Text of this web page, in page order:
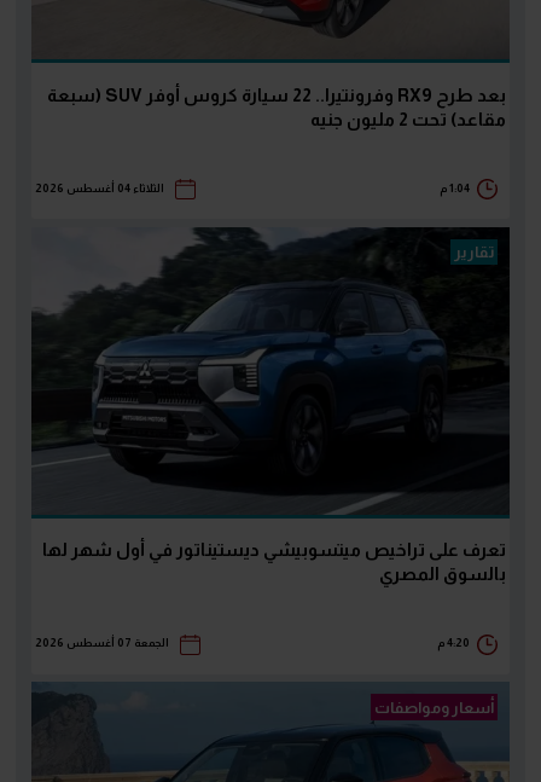
بعد طرح RX9 وفرونتيرا.. 22 سيارة كروس أوفر SUV (سبعة
مقاعد) تحت 2 مليون جنيه
1:04 م الثلاثاء 04 أغسطس 2026
تقارير
تعرف على تراخيص ميتسوبيشي ديستيناتور في أول شهر لها
بالسوق المصري
4:20 م الجمعة 07 أغسطس 2026
أسعار ومواصفات